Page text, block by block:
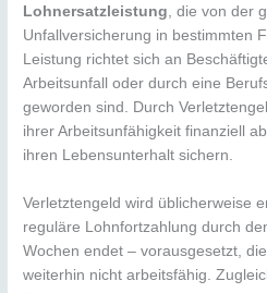
Lohnersatzleistung, die von der
Unfallversicherung in bestimmten
Leistung richtet sich an
Arbeitsunfall oder durch eine
geworden sind. Durch
ihrer Arbeitsunfähigkeit finanziell
ihren Lebensunterhalt sichern.
Verletztengeld wird üblicherweise
reguläre Lohnfortzahlung durch
Wochen endet – vorausgesetzt,
weiterhin nicht arbeitsfähig.